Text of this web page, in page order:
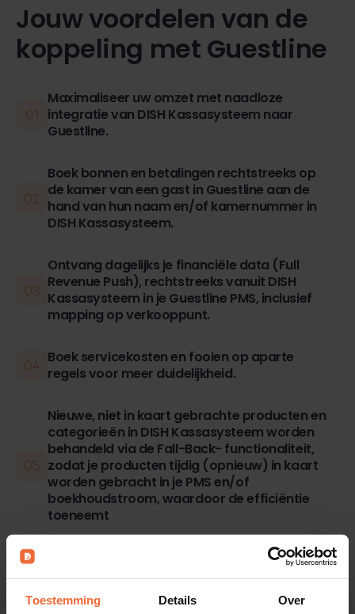
Toestemming Details Over
Jouw voordelen van de
koppeling met Guestline
Maximaliseer uw omzet met naadloze
integratie van DISH Kassasysteem naar
Guestline.
Boek bonnen en betalingen rechtstreeks op
de kamer van een gast in Guestline aan de
hand van hun naam en/of kamernummer in
DISH Kassasysteem.
Ontvang dagelijks je financiële data (Full
Revenue Push), rechtstreeks vanuit DISH
Kassasysteem in je Guestline PMS, inclusief
mapping op verkooppunt.
Boek servicekosten en fooien op aparte
regels voor meer duidelijkheid.
Nieuwe, niet in kaart gebrachte producten en
categorieën in DISH Kassasysteem worden
behandeld via de Fall-Back- functionaliteit,
zodat je producten tijdig (opnieuw) in kaart
worden gebracht in je PMS en/of
boekhoudstroom, waardoor de efficiëntie
toeneemt